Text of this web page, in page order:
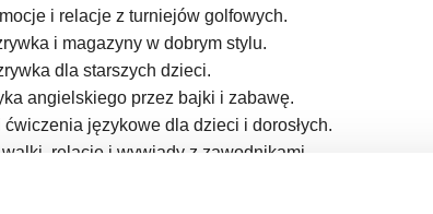
i relacje z turniejów golfowych.
i magazyny w dobrym stylu.
dla starszych dzieci.
angielskiego przez bajki i zabawę.
językowe dla dzieci i dorosłych.
relacje i wywiady z zawodnikami.